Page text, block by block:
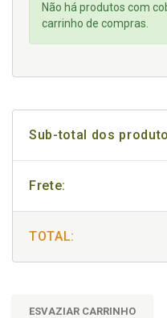
Não há produtos com
carrinho de compras.
Sub-total dos
Frete:
TOTAL:
ESVAZIAR CARRINHO